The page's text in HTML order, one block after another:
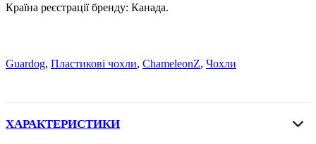
Країна реєстрації бренду: Канада.
Guardog, Пластикові чохли, ChameleonZ, Чохли
ХАРАКТЕРИСТИКИ